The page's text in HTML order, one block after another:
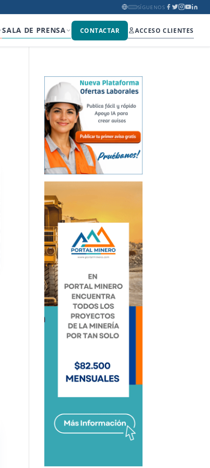
SÍGUENOS
SALA DE PRENSA CONTACTAR ACCESO CLIENTES